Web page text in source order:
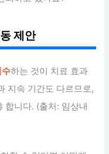
제안
수하는 것이 치료 효과
지속 기간도 다르므로,
합니다. (출처: 임상내